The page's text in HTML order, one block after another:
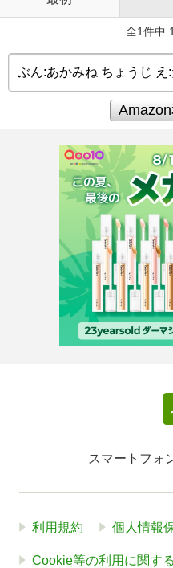
全1件中
スマートフォ
利用規約 個人情報
Cookie等の利用に関す